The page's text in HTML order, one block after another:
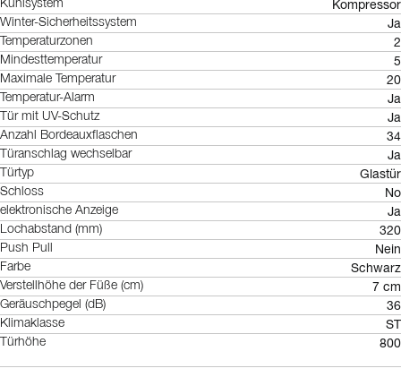
Kühlsystem Kompressor
Winter-Sicherheitssystem Ja
Temperaturzonen 2
Mindesttemperatur 5
Maximale Temperatur 20
Temperatur-Alarm Ja
Tür mit UV-Schutz Ja
Anzahl Bordeauxflaschen 34
Türanschlag wechselbar Ja
Türtyp Glastür
Schloss No
elektronische Anzeige Ja
Lochabstand (mm) 320
Push Pull Nein
Farbe Schwarz
Verstellhöhe der Füße (cm) 7 cm
Geräuschpegel (dB) 36
Klimaklasse ST
Türhöhe 800